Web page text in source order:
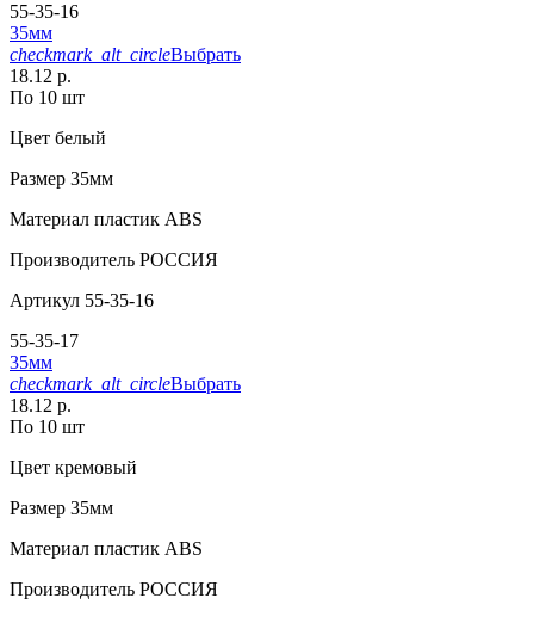
55-35-16
35мм
checkmark_alt_circleВыбрать
18.12 р.
По 10 шт
Цвет белый
Размер 35мм
Материал пластик АВS
Производитель РОССИЯ
Артикул 55-35-16
55-35-17
35мм
checkmark_alt_circleВыбрать
18.12 р.
По 10 шт
Цвет кремовый
Размер 35мм
Материал пластик АВS
Производитель РОССИЯ